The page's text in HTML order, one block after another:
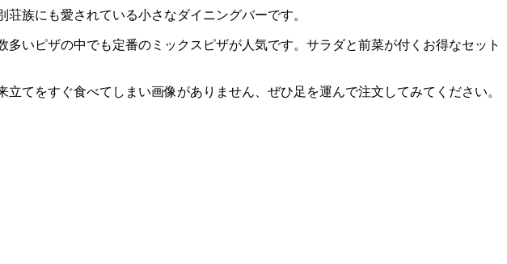
族にも愛されている小さなダイニングバーです。
いピザの中でも定番のミックスピザが人気です。サラダと前菜が付くお得なセット
てをすぐ食べてしまい画像がありません、ぜひ足を運んで注文してみてください。